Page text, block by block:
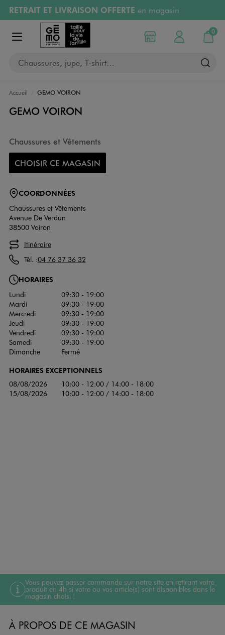
Aller au contenu principal
Aller à la navigation
RETRAIT ET LIVRAISON OFFERTE en magasin
Retours OFFERTSpendant 30 jours
PAYEZ EN 3x SANS FRAIS
RÉSERVATION GRATUITE
Afficher le menu
Chaussures, jupe, T-shirt…
Choisir mon magasin
Mon compte
0
Mon
Accueil GEMO VOIRON
GEMO VOIRON
Chaussures et Vêtements
CHOISIR CE MAGASIN
COORDONNÉES
Chaussures et Vêtements
Avenue De Verdun
38500 Voiron
Itinéraire
Tél. :04 76 37 36 32
HORAIRES
Lundi
09:30 - 19:00
Mardi
09:30 - 19:00
Mercredi
09:30 - 19:00
Jeudi
09:30 - 19:00
Vendredi
09:30 - 19:00
Samedi
09:30 - 19:00
Dimanche
Fermé
HORAIRES EXCEPTIONNELS
08/08/2026
10:00 - 12:00 / 14:00 - 18:00
15/08/2026
10:00 - 12:00 / 14:00 - 18:00
Vous pouvez passer commande sur notre site en retirant votre
produit en 4h si votre ou vos article(s) sont disponibles dans le
magasin choisi !
À PROPOS DE CE MAGASIN